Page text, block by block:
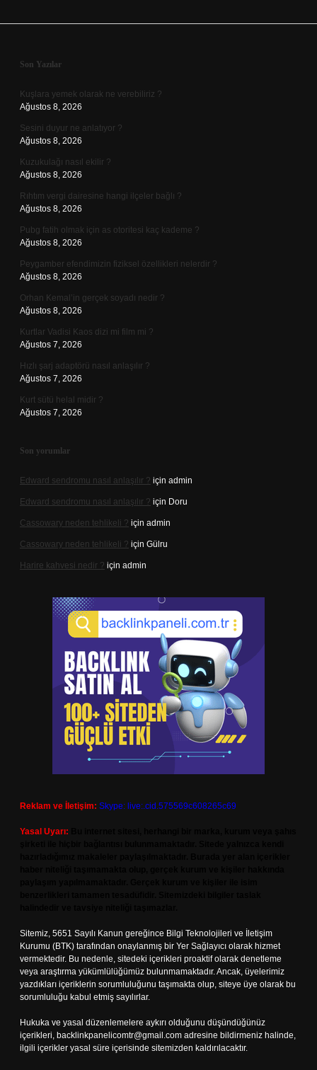
Sidebar
Son Yazılar
Kuşlara yemek olarak ne verebiliriz ?
Ağustos 8, 2026
Sesini duyur ne anlatıyor ?
Ağustos 8, 2026
Kuzukulağı nasıl ekilir ?
Ağustos 8, 2026
Rıhtım vergi dairesine hangi ilçeler bağlı ?
Ağustos 8, 2026
Pubg fatih olmak için as otoritesi kaç kademe ?
Ağustos 8, 2026
Peygamber efendimizin fiziksel özellikleri nelerdir ?
Ağustos 8, 2026
Orhan Kemal’in gerçek soyadı nedir ?
Ağustos 8, 2026
Kurtlar Vadisi Kaos dizi mi film mi ?
Ağustos 7, 2026
Hızlı şarj adaptörü nasıl anlaşılır ?
Ağustos 7, 2026
Kurt sütü helal midir ?
Ağustos 7, 2026
Son yorumlar
Edward sendromu nasıl anlaşılır ? için admin
Edward sendromu nasıl anlaşılır ? için Doru
Cassowary neden tehlikeli ? için admin
Cassowary neden tehlikeli ? için Gülru
Harire kahvesi nedir ? için admin
Reklam ve İletişim: Skype: live:.cid.575569c608265c69
Yasal Uyarı:
Sitemiz, 5651 Sayılı Kanun gereğince Bilgi Teknolojileri ve İletişim
Kurumu (BTK) tarafından onaylanmış bir Yer Sağlayıcı olarak hizmet
vermektedir. Bu nedenle, sitedeki içerikleri proaktif olarak denetleme
veya araştırma yükümlülüğümüz bulunmamaktadır. Ancak, üyelerimiz
yazdıkları içeriklerin sorumluluğunu taşımakta olup, siteye üye olarak bu
sorumluluğu kabul etmiş sayılırlar.
Hukuka ve yasal düzenlemelere aykırı olduğunu düşündüğünüz
içerikleri, backlinkpanelicomtr@gmail.com adresine bildirmeniz halinde,
ilgili içerikler yasal süre içerisinde sitemizden kaldırılacaktır.